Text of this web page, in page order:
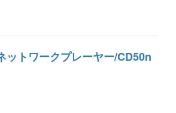
ットワークプレーヤー/CD50n